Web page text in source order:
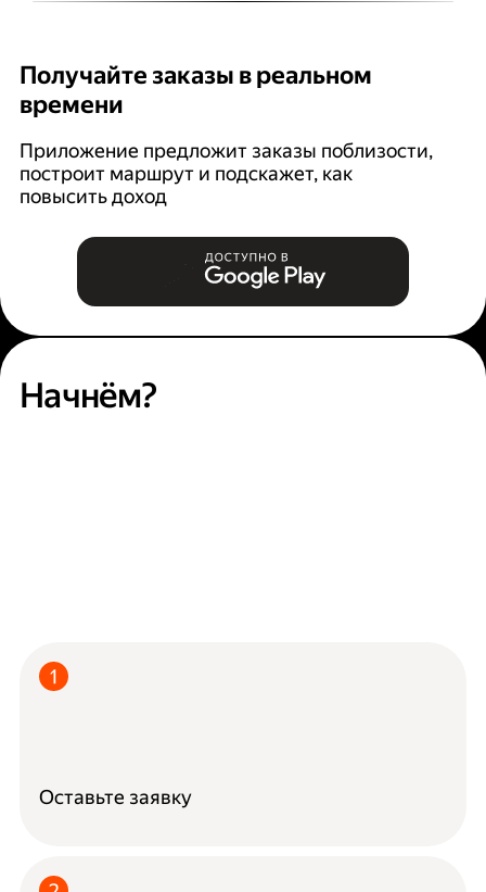
Получайте заказы в реальном
времени
Приложение предложит заказы поблизости,
построит маршрут и подскажет, как
повысить доход
Начнём?
Оставьте заявку